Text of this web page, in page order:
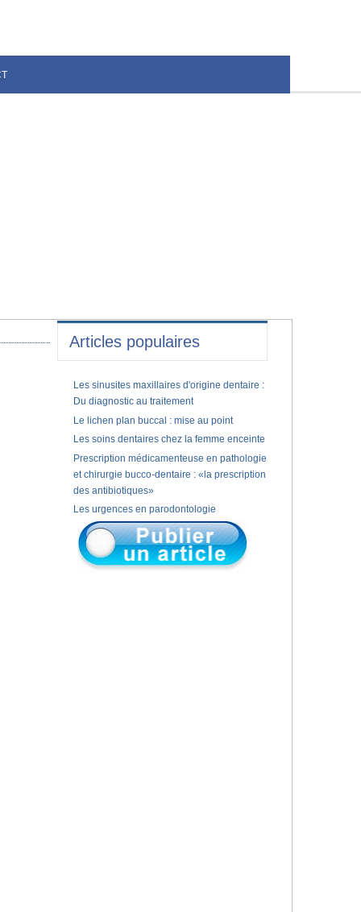
Articles populaires
Les sinusites maxillaires d'origine dentaire :
Du diagnostic au traitement
Le lichen plan buccal : mise au point
Les soins dentaires chez la femme enceinte
Prescription médicamenteuse en pathologie
et chirurgie bucco-dentaire : «la prescription
des antibiotiques»
Les urgences en parodontologie